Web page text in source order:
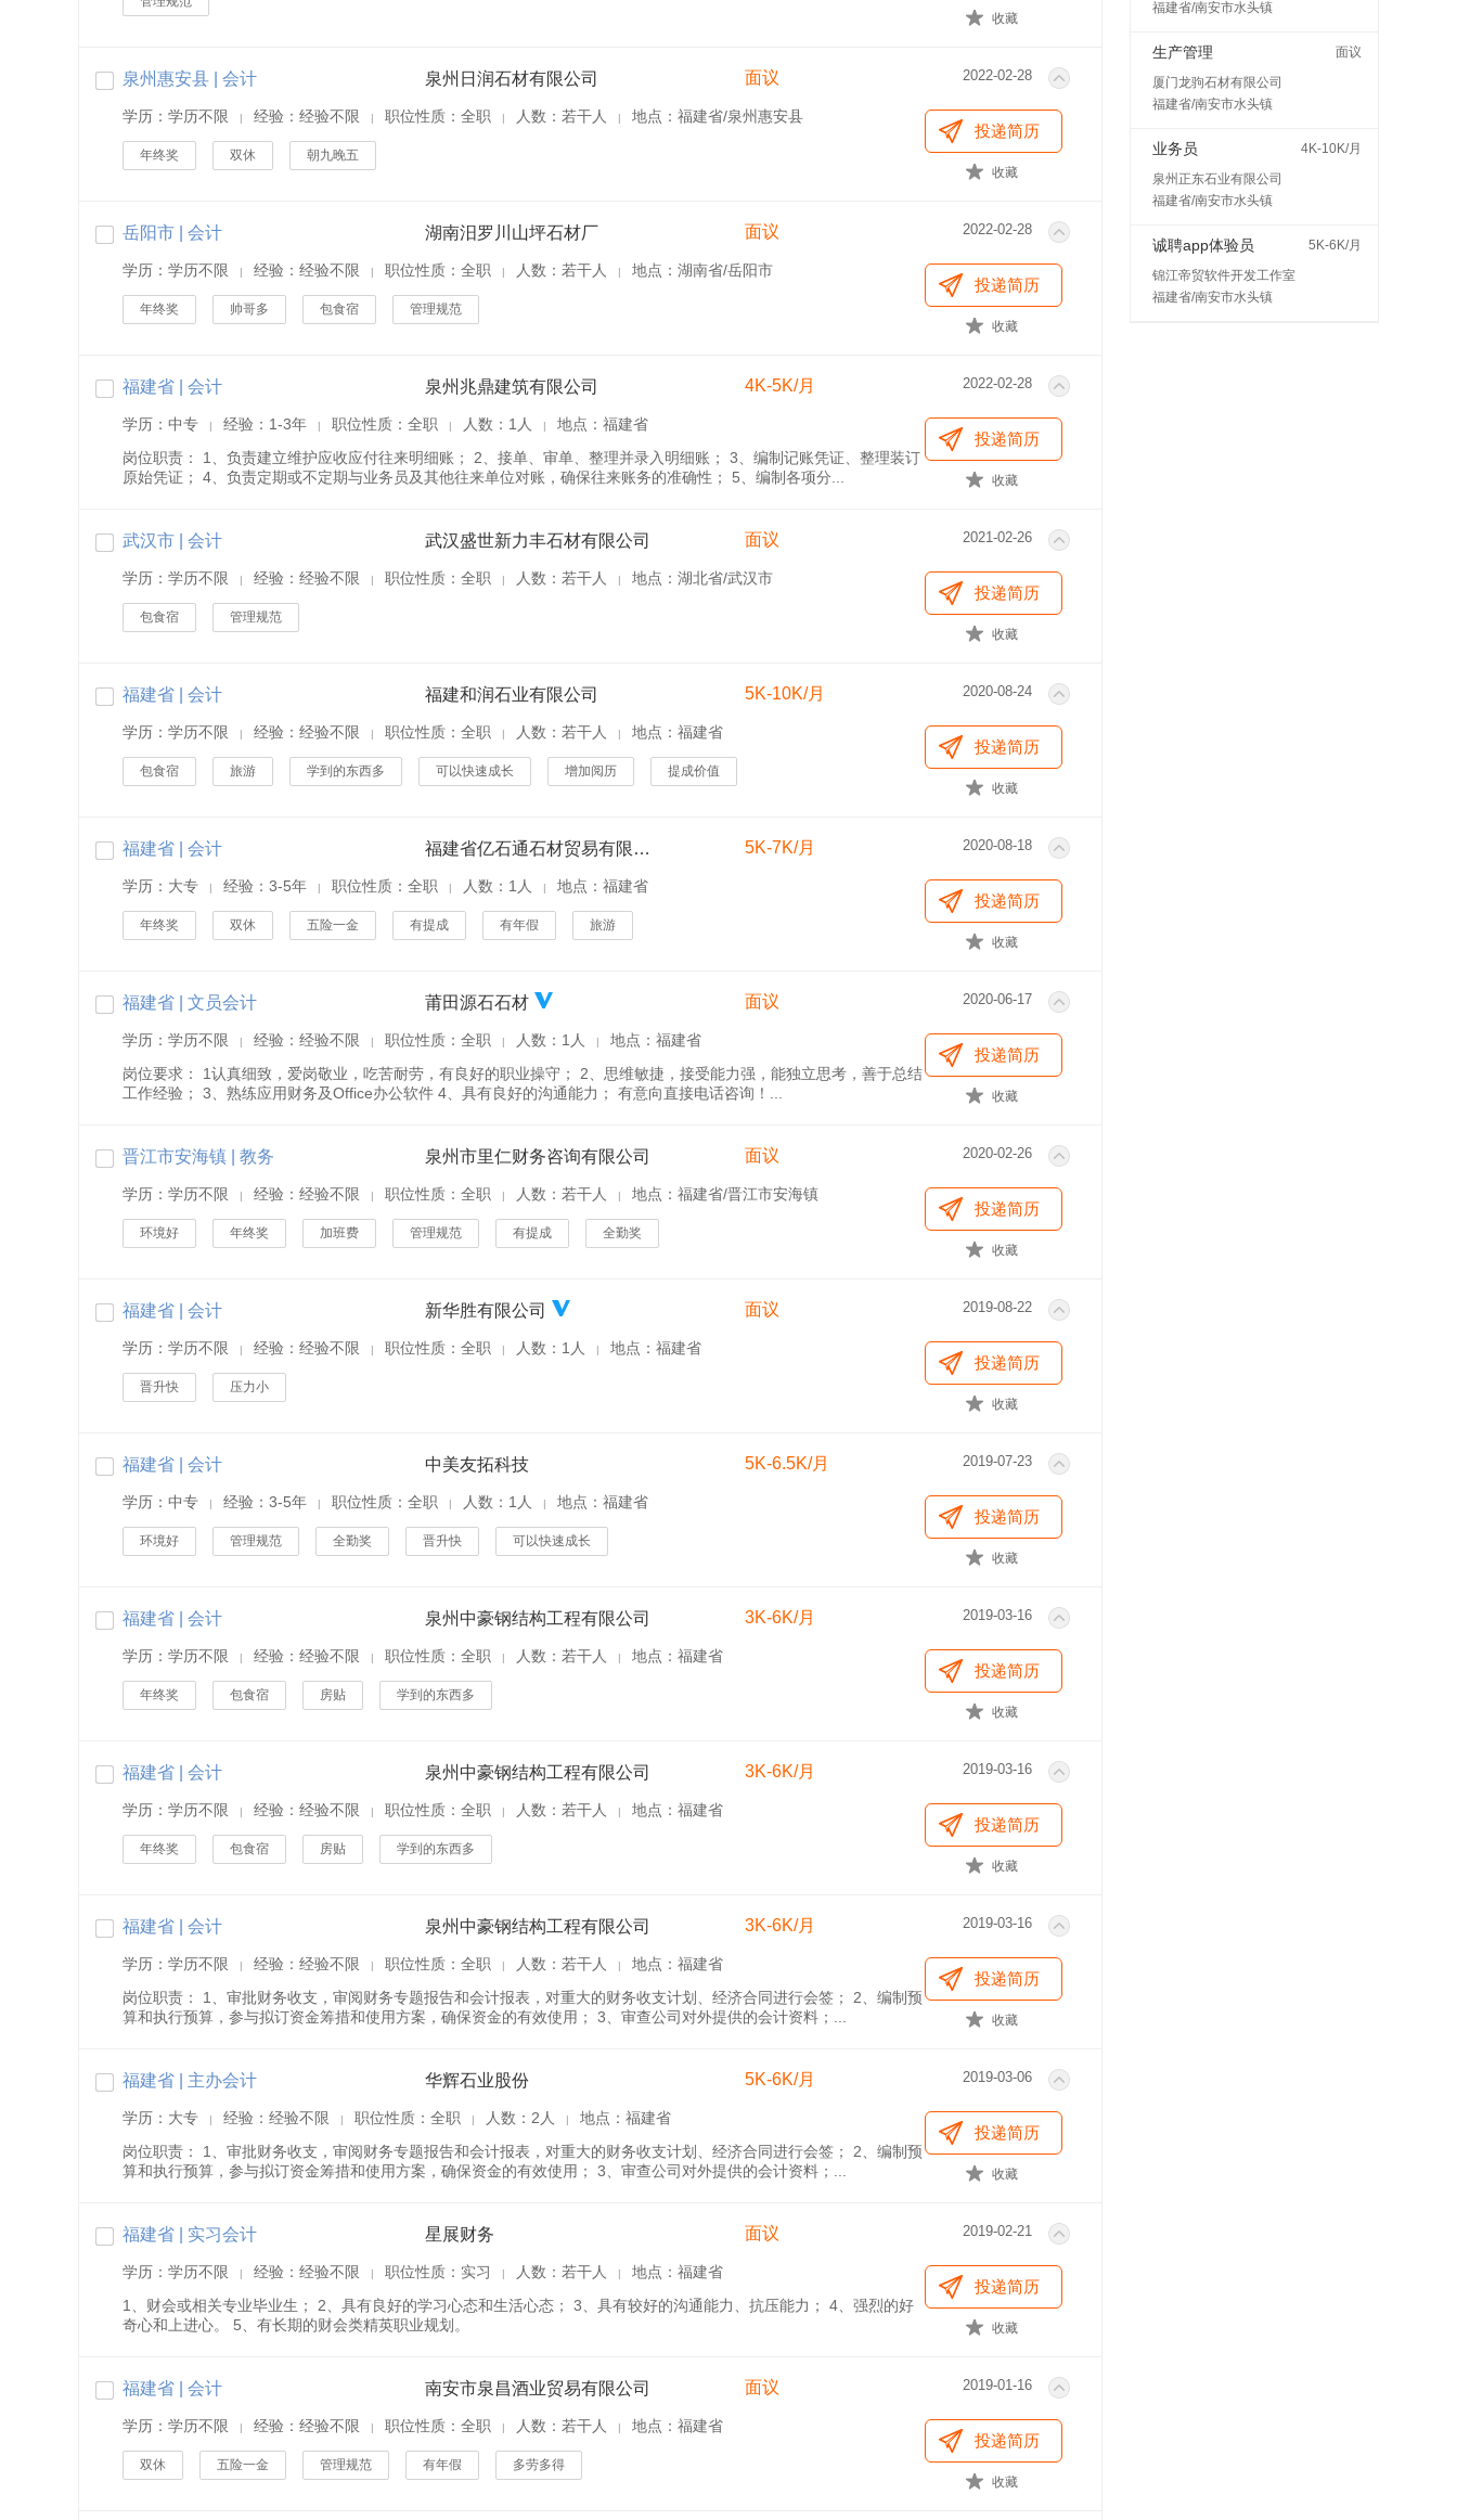
收藏
泉州惠安县 | 会计 泉州日润石材有限公司 面议 2022-02-28
学历：学历不限 | 经验：经验不限 | 职位性质：全职 | 人数：若干人 | 地点：福建省/泉州惠安县
年终奖 双休 朝九晚五
投递简历
收藏
岳阳市 | 会计 湖南汨罗川山坪石材厂 面议 2022-02-28
学历：学历不限 | 经验：经验不限 | 职位性质：全职 | 人数：若干人 | 地点：湖南省/岳阳市
年终奖 帅哥多 包食宿 管理规范
投递简历
收藏
福建省 | 会计 泉州兆鼎建筑有限公司 4K-5K/月 2022-02-28
学历：中专 | 经验：1-3年 | 职位性质：全职 | 人数：1人 |
地点：福建省
岗位职责： 1、负责建立维护应收应付往来明细账； 2、接单、审单、整理并录入明细账； 3、编制记账凭证、整理装订
原始凭证； 4、负责定期或不定期与业务员及其他往来单位对账，确保往来账务的准确性； 5、编制各项分...
投递简历
收藏
武汉市 | 会计 武汉盛世新力丰石材有限公司 面议 2021-02-26
学历：学历不限 | 经验：经验不限 | 职位性质：全职 | 人数：若干人 | 地点：湖北省/武汉市
包食宿 管理规范
投递简历
收藏
福建省 | 会计 福建和润石业有限公司 5K-10K/月 2020-08-24
学历：学历不限 | 经验：经验不限 | 职位性质：全职 | 人数：若干人 | 地点：福建省
包食宿 旅游 学到的东西多 可以快速成长 增加阅历 提成价值
投递简历
收藏
福建省 | 会计 福建省亿石通石材贸易有限公司 5K-7K/月 2020-08-18
学历：大专 | 经验：3-5年 | 职位性质：全职 | 人数：1人 | 地点：福建省
年终奖 双休 五险一金 有提成 有年假 旅游
投递简历
收藏
福建省 | 文员会计 莆田源石石材 面议 2020-06-17
学历：学历不限 | 经验：经验不限 | 职位性质：全职 | 人数：1人 |
地点：福建省
岗位要求： 1认真细致，爱岗敬业，吃苦耐劳，有良好的职业操守； 2、思维敏捷，接受能力强，能独立思考，善于总结
工作经验； 3、熟练应用财务及Office办公软件 4、具有良好的沟通能力； 有意向直接电话咨询！...
投递简历
收藏
晋江市安海镇 | 教务 泉州市里仁财务咨询有限公司 面议 2020-02-26
学历：学历不限 | 经验：经验不限 | 职位性质：全职 | 人数：若干人 | 地点：福建省/晋江市安海镇
环境好 年终奖 加班费 管理规范 有提成 全勤奖
投递简历
收藏
福建省 | 会计 新华胜有限公司 面议 2019-08-22
学历：学历不限 | 经验：经验不限 | 职位性质：全职 | 人数：1人 | 地点：福建省
晋升快 压力小
投递简历
收藏
福建省 | 会计 中美友拓科技 5K-6.5K/月 2019-07-23
学历：中专 | 经验：3-5年 | 职位性质：全职 | 人数：1人 | 地点：福建省
环境好 管理规范 全勤奖 晋升快 可以快速成长
投递简历
收藏
福建省 | 会计 泉州中豪钢结构工程有限公司 3K-6K/月 2019-03-16
学历：学历不限 | 经验：经验不限 | 职位性质：全职 | 人数：若干人 | 地点：福建省
年终奖 包食宿 房贴 学到的东西多
投递简历
收藏
福建省 | 会计 泉州中豪钢结构工程有限公司 3K-6K/月 2019-03-16
学历：学历不限 | 经验：经验不限 | 职位性质：全职 | 人数：若干人 | 地点：福建省
年终奖 包食宿 房贴 学到的东西多
投递简历
收藏
福建省 | 会计 泉州中豪钢结构工程有限公司 3K-6K/月 2019-03-16
学历：学历不限 | 经验：经验不限 | 职位性质：全职 | 人数：若干人 |
地点：福建省
岗位职责： 1、审批财务收支，审阅财务专题报告和会计报表，对重大的财务收支计划、经济合同进行会签； 2、编制预
算和执行预算，参与拟订资金筹措和使用方案，确保资金的有效使用； 3、审查公司对外提供的会计资料；...
投递简历
收藏
福建省 | 主办会计 华辉石业股份 5K-6K/月 2019-03-06
学历：大专 | 经验：经验不限 | 职位性质：全职 | 人数：2人 |
地点：福建省
岗位职责： 1、审批财务收支，审阅财务专题报告和会计报表，对重大的财务收支计划、经济合同进行会签； 2、编制预
算和执行预算，参与拟订资金筹措和使用方案，确保资金的有效使用； 3、审查公司对外提供的会计资料；...
投递简历
收藏
福建省 | 实习会计 星展财务 面议 2019-02-21
学历：学历不限 | 经验：经验不限 | 职位性质：实习 | 人数：若干人 |
地点：福建省
1、财会或相关专业毕业生； 2、具有良好的学习心态和生活心态； 3、具有较好的沟通能力、抗压能力； 4、强烈的好
奇心和上进心。 5、有长期的财会类精英职业规划。
投递简历
收藏
福建省 | 会计 南安市泉昌酒业贸易有限公司 面议 2019-01-16
学历：学历不限 | 经验：经验不限 | 职位性质：全职 | 人数：若干人 | 地点：福建省
双休 五险一金 管理规范 有年假 多劳多得
投递简历
收藏
福建省/南安市水头镇
生产管理
面议
厦门龙驹石材有限公司
福建省/南安市水头镇
业务员
4K-10K/月
泉州正东石业有限公司
福建省/南安市水头镇
诚聘app体验员
5K-6K/月
锦江帝贸软件开发工作室
福建省/南安市水头镇